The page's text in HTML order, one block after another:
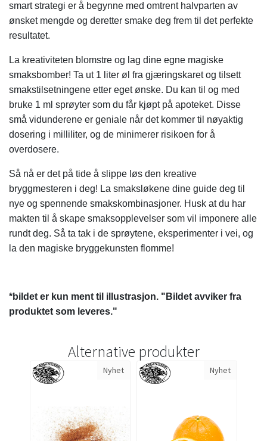
smart strategi er å begynne med omtrent halvparten av
ønsket mengde og deretter smake deg frem til det perfekte
resultatet.
La kreativiteten blomstre og lag dine egne magiske
smaksbomber! Ta ut 1 liter øl fra gjæringskaret og tilsett
smakstilsetningene etter eget ønske. Du kan til og med
bruke 1 ml sprøyter som du får kjøpt på apoteket. Disse
små vidunderene er geniale når det kommer til nøyaktig
dosering i milliliter, og de minimerer risikoen for å
overdosere.
Så nå er det på tide å slippe løs den kreative
bryggmesteren i deg! La smaksløkene dine guide deg til
nye og spennende smakskombinasjoner. Husk at du har
makten til å skape smaksopplevelser som vil imponere alle
rundt deg. Så ta tak i de sprøytene, eksperimenter i vei, og
la den magiske bryggekunsten flomme!
*bildet er kun ment til illustrasjon. "Bildet avviker fra
produktet som leveres."
Alternative produkter
Nyhet Nyhet